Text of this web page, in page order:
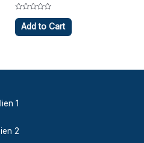
Note
0
sur
5
Add to Cart
lien 1
lien 2